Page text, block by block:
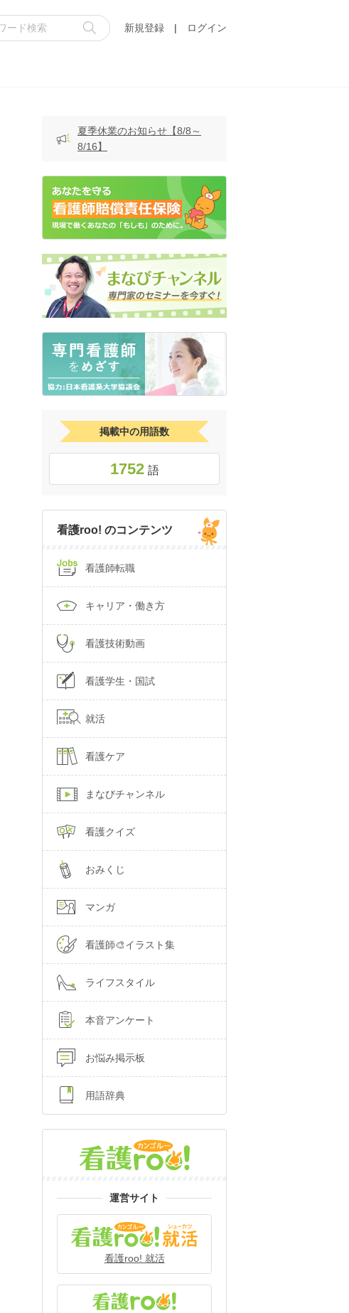
新規登録 | ログイン
夏季休業のお知らせ【8/8～
8/16】
掲載中の用語数
1752 語
看護roo! のコンテンツ
看護師転職
キャリア・働き方
看護技術動画
看護学生・国試
就活
看護ケア
まなびチャンネル
看護クイズ
おみくじ
マンガ
看護師🎨イラスト集
ライフスタイル
本音アンケート
お悩み掲示板
用語辞典
運営サイト
看護roo! 就活